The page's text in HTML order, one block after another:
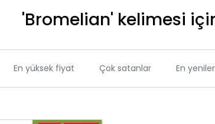
'Bromelian' kelimesi
En yüksek fiyat Çok satanlar En yeniler